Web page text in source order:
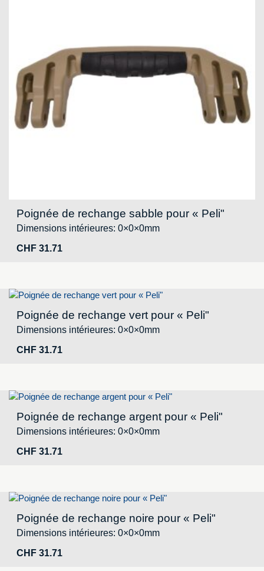
Poignée de rechange sabble pour « Peli"
Dimensions intérieures: 0×0×0mm
CHF 31.71
Poignée de rechange vert pour « Peli"
Dimensions intérieures: 0×0×0mm
CHF 31.71
Poignée de rechange argent pour « Peli"
Dimensions intérieures: 0×0×0mm
CHF 31.71
Poignée de rechange noire pour « Peli"
Dimensions intérieures: 0×0×0mm
CHF 31.71